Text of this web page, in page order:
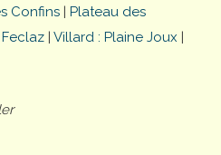
Confins | Plateau des
| Villard : Plaine Joux |